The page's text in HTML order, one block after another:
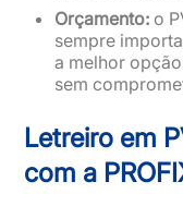
Orçamento: o
sempre
a melhor
sem
Letreiro em
com a